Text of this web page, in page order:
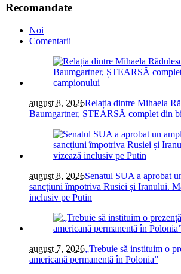
Recomandate
Noi
Comentarii
august 8, 2026Relația dintre Mihaela
Baumgartner, ȘTEARSĂ complet din
august 8, 2026Senatul SUA a aprobat
sancțiuni împotriva Rusiei și Iranului.
inclusiv pe Putin
august 7, 2026„Trebuie să instituim o
americană permanentă în Polonia”